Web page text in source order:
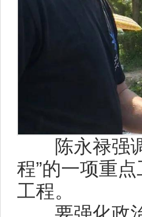
陈永禄强调
程”的一项重
工程。